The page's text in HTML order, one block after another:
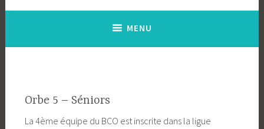
MENU
Orbe 5 – Séniors
La 4ème équipe du BCO est inscrite dans la ligue